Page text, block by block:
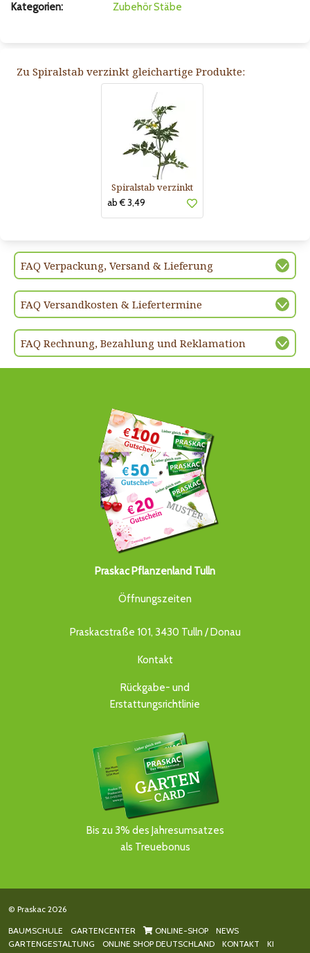
Kategorien:
ZubehörStäbe
Zu Spiralstab verzinkt gleichartige Produkte:
Spiralstab verzinkt
ab € 3,49
FAQ Verpackung, Versand & Lieferung
FAQ Versandkosten & Liefertermine
FAQ Rechnung, Bezahlung und Reklamation
Praskac Pflanzenland Tulln
Öffnungszeiten
Praskacstraße 101, 3430 Tulln / Donau
Kontakt
Rückgabe- und
Erstattungsrichtlinie
Bis zu 3% des Jahresumsatzes
als Treuebonus
© Praskac 2026
BAUMSCHULE GARTENCENTER ONLINE-SHOP
NEWS
GARTENGESTALTUNG
ONLINE SHOP DEUTSCHLAND KONTAKT KI